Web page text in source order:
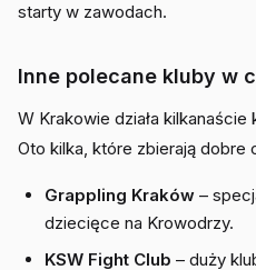
starty w zawodach.
Inne polecane kluby w
W Krakowie działa
Oto kilka, które zbierają dobre
Grappling Kraków –
dziecięce na Krowodrzy.
KSW Fight Club – duży